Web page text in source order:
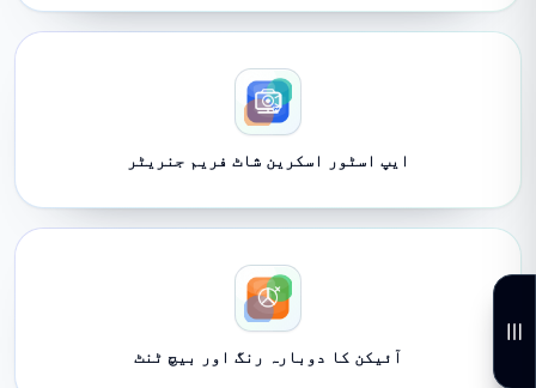
ایپ اسٹور اسکرین شاٹ فریم جنریٹر
آئیکن کا دوبارہ رنگ اور بیچ ٹنٹ